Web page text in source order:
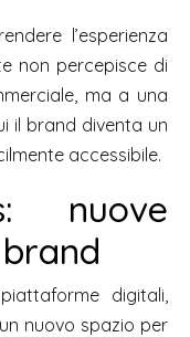
l’esperienza
non percepisce di
ma a una
il brand diventa un
accessibile.
nuove
digitali,
nuovo spazio per